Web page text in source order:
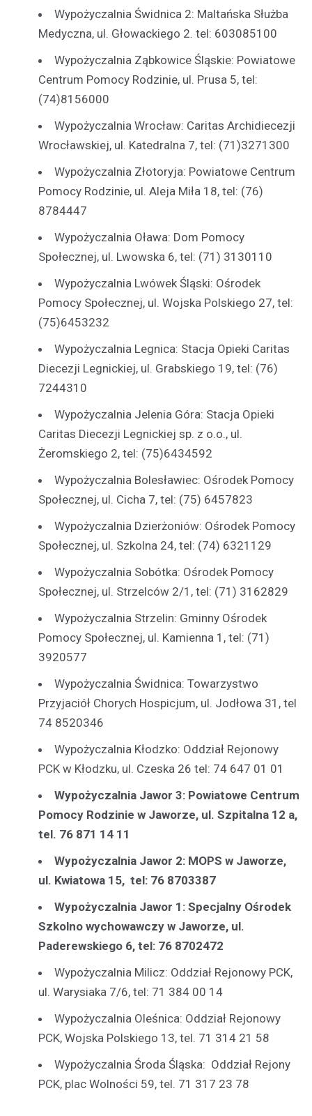
Wypożyczalnia Świdnica 2: Maltańska Służba
Medyczna, ul. Głowackiego 2. tel: 603085100
Wypożyczalnia Ząbkowice Śląskie: Powiatowe
Centrum Pomocy Rodzinie, ul. Prusa 5, tel:
(74)8156000
Wypożyczalnia Wrocław: Caritas Archidiecezji
Wrocławskiej, ul. Katedralna 7, tel: (71)3271300
Wypożyczalnia Złotoryja: Powiatowe Centrum
Pomocy Rodzinie, ul. Aleja Miła 18, tel: (76)
8784447
Wypożyczalnia Oława: Dom Pomocy
Społecznej, ul. Lwowska 6, tel: (71) 3130110
Wypożyczalnia Lwówek Śląski: Ośrodek
Pomocy Społecznej, ul. Wojska Polskiego 27, tel:
(75)6453232
Wypożyczalnia Legnica: Stacja Opieki Caritas
Diecezji Legnickiej, ul. Grabskiego 19, tel: (76)
7244310
Wypożyczalnia Jelenia Góra: Stacja Opieki
Caritas Diecezji Legnickiej sp. z o.o., ul.
Żeromskiego 2, tel: (75)6434592
Wypożyczalnia Bolesławiec: Ośrodek Pomocy
Społecznej, ul. Cicha 7, tel: (75) 6457823
Wypożyczalnia Dzierżoniów: Ośrodek Pomocy
Społecznej, ul. Szkolna 24, tel: (74) 6321129
Wypożyczalnia Sobótka: Ośrodek Pomocy
Społecznej, ul. Strzelców 2/1, tel: (71) 3162829
Wypożyczalnia Strzelin: Gminny Ośrodek
Pomocy Społecznej, ul. Kamienna 1, tel: (71)
3920577
Wypożyczalnia Świdnica: Towarzystwo
Przyjaciół Chorych Hospicjum, ul. Jodłowa 31, tel
74 8520346
Wypożyczalnia Kłodzko: Oddział Rejonowy
PCK w Kłodzku, ul. Czeska 26 tel: 74 647 01 01
Wypożyczalnia Jawor 3: Powiatowe Centrum
Pomocy Rodzinie w Jaworze, ul. Szpitalna 12 a,
tel. 76 871 14 11
Wypożyczalnia Jawor 2: MOPS w Jaworze,
ul. Kwiatowa 15, tel: 76 8703387
Wypożyczalnia Jawor 1: Specjalny Ośrodek
Szkolno wychowawczy w Jaworze, ul.
Paderewskiego 6, tel: 76 8702472
Wypożyczalnia Milicz: Oddział Rejonowy PCK,
ul. Warysiaka 7/6, tel: 71 384 00 14
Wypożyczalnia Oleśnica: Oddział Rejonowy
PCK, Wojska Polskiego 13, tel. 71 314 21 58
Wypożyczalnia Środa Śląska: Oddział Rejony
PCK, plac Wolności 59, tel. 71 317 23 78